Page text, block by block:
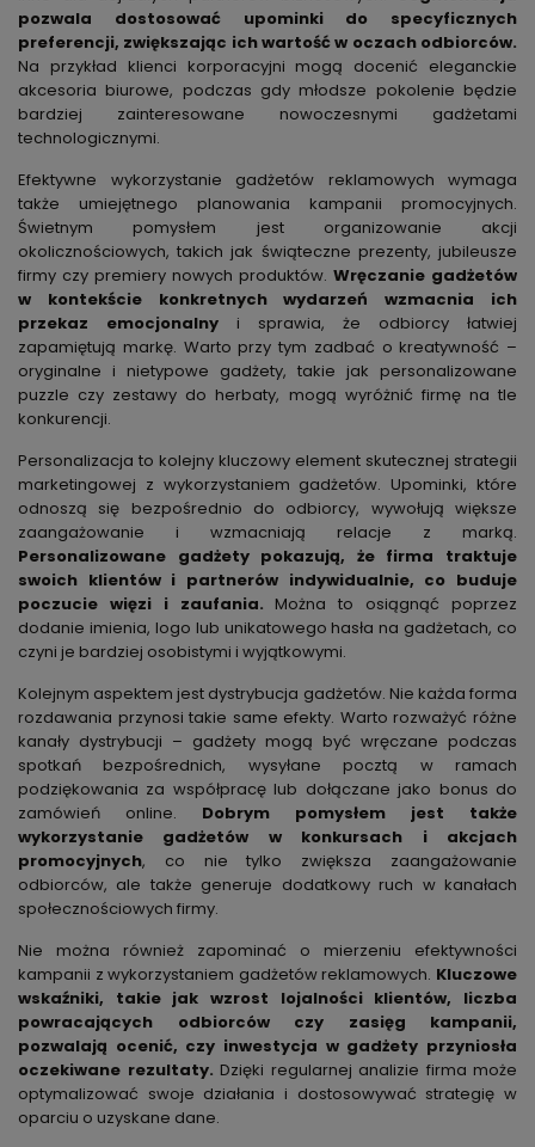
pozwala dostosować upominki do specyficznych
preferencji, zwiększając ich wartość w oczach odbiorców.
Na przykład klienci korporacyjni mogą docenić eleganckie
akcesoria biurowe, podczas gdy młodsze pokolenie będzie
bardziej zainteresowane nowoczesnymi gadżetami
technologicznymi.
Efektywne wykorzystanie gadżetów reklamowych wymaga
także umiejętnego planowania kampanii promocyjnych.
Świetnym pomysłem jest organizowanie akcji
okolicznościowych, takich jak świąteczne prezenty, jubileusze
firmy czy premiery nowych produktów. Wręczanie gadżetów
w kontekście konkretnych wydarzeń wzmacnia ich
przekaz emocjonalny i sprawia, że odbiorcy łatwiej
zapamiętują markę. Warto przy tym zadbać o kreatywność –
oryginalne i nietypowe gadżety, takie jak personalizowane
puzzle czy zestawy do herbaty, mogą wyróżnić firmę na tle
konkurencji.
Personalizacja to kolejny kluczowy element skutecznej strategii
marketingowej z wykorzystaniem gadżetów. Upominki, które
odnoszą się bezpośrednio do odbiorcy, wywołują większe
zaangażowanie i wzmacniają relacje z marką.
Personalizowane gadżety pokazują, że firma traktuje
swoich klientów i partnerów indywidualnie, co buduje
poczucie więzi i zaufania. Można to osiągnąć poprzez
dodanie imienia, logo lub unikatowego hasła na gadżetach, co
czyni je bardziej osobistymi i wyjątkowymi.
Kolejnym aspektem jest dystrybucja gadżetów. Nie każda forma
rozdawania przynosi takie same efekty. Warto rozważyć różne
kanały dystrybucji – gadżety mogą być wręczane podczas
spotkań bezpośrednich, wysyłane pocztą w ramach
podziękowania za współpracę lub dołączane jako bonus do
zamówień online. Dobrym pomysłem jest także
wykorzystanie gadżetów w konkursach i akcjach
promocyjnych, co nie tylko zwiększa zaangażowanie
odbiorców, ale także generuje dodatkowy ruch w kanałach
społecznościowych firmy.
Nie można również zapominać o mierzeniu efektywności
kampanii z wykorzystaniem gadżetów reklamowych. Kluczowe
wskaźniki, takie jak wzrost lojalności klientów, liczba
powracających odbiorców czy zasięg kampanii,
pozwalają ocenić, czy inwestycja w gadżety przyniosła
oczekiwane rezultaty. Dzięki regularnej analizie firma może
optymalizować swoje działania i dostosowywać strategię w
oparciu o uzyskane dane.